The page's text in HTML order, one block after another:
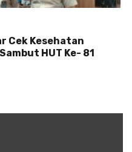
Cek Kesehatan
HUT Ke- 81